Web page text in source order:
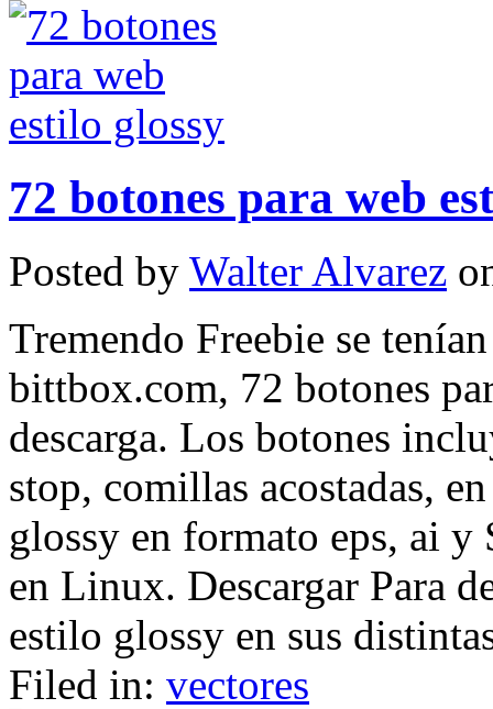
72 botones para web
Posted by Walter Alvarez
Tremendo Freebie se
bittbox.com, 72 botones
descarga. Los botones
stop, comillas acostadas,
glossy en formato eps, ai y
en Linux. Descargar Para
estilo glossy en sus
Filed in: vectores